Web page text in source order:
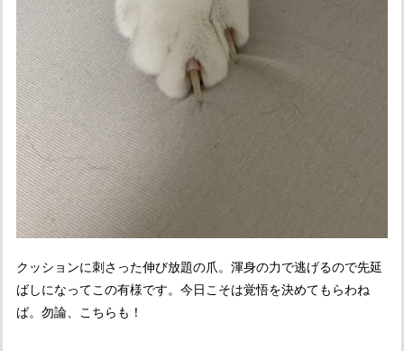
クッションに刺さった伸び放題の爪。渾身の力で逃げるので先延
ばしになってこの有様です。今日こそは覚悟を決めてもらわね
ば。勿論、こちらも！